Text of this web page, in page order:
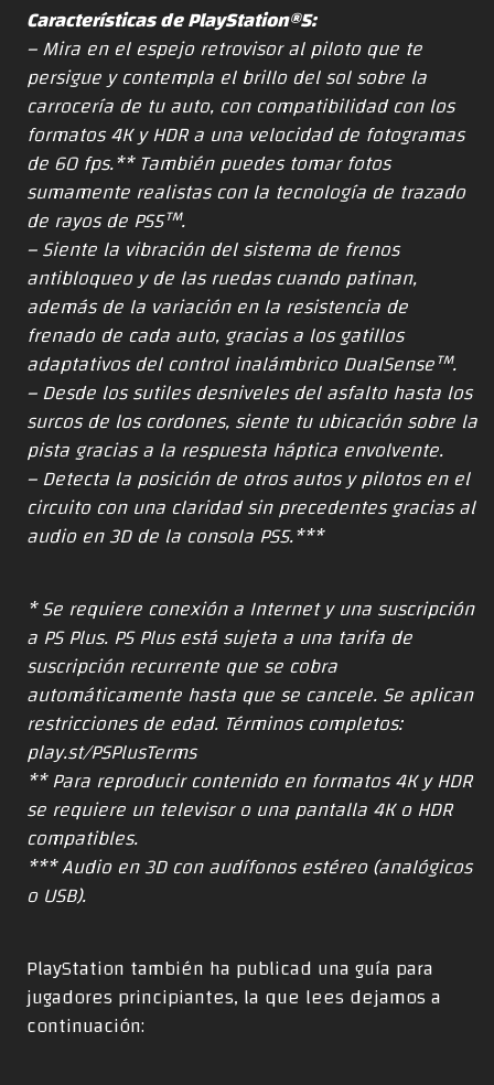
Características de PlayStation®5:
– Mira en el espejo retrovisor al piloto que te
persigue y contempla el brillo del sol sobre la
carrocería de tu auto, con compatibilidad con los
formatos 4K y HDR a una velocidad de fotogramas
de 60 fps.** También puedes tomar fotos
sumamente realistas con la tecnología de trazado
de rayos de PS5™.
– Siente la vibración del sistema de frenos
antibloqueo y de las ruedas cuando patinan,
además de la variación en la resistencia de
frenado de cada auto, gracias a los gatillos
adaptativos del control inalámbrico DualSense™.
– Desde los sutiles desniveles del asfalto hasta los
surcos de los cordones, siente tu ubicación sobre la
pista gracias a la respuesta háptica envolvente.
– Detecta la posición de otros autos y pilotos en el
circuito con una claridad sin precedentes gracias al
audio en 3D de la consola PS5.***
* Se requiere conexión a Internet y una suscripción
a PS Plus. PS Plus está sujeta a una tarifa de
suscripción recurrente que se cobra
automáticamente hasta que se cancele. Se aplican
restricciones de edad. Términos completos:
play.st/PSPlusTerms
** Para reproducir contenido en formatos 4K y HDR
se requiere un televisor o una pantalla 4K o HDR
compatibles.
*** Audio en 3D con audífonos estéreo (analógicos
o USB).
PlayStation también ha publicad una guía para
jugadores principiantes, la que lees dejamos a
continuación: